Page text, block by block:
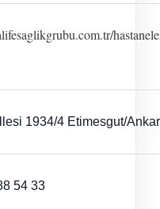
1934/4 Etimesgut/
54 33